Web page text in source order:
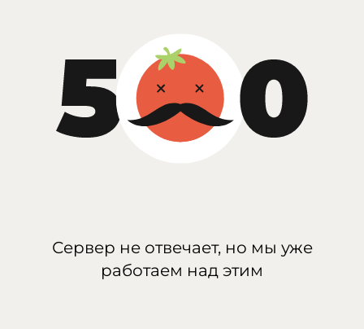
Сервер не отвечает, но мы уже
работаем над этим